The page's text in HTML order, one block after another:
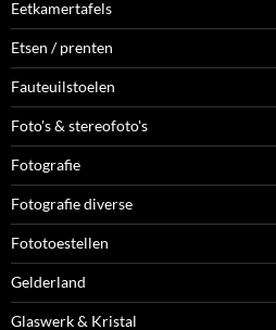
Eetkamertafels
Etsen / prenten
Fauteuilstoelen
Foto's & stereofoto's
Fotografie
Fotografie diverse
Fototoestellen
Gelderland
Glaswerk & Kristal